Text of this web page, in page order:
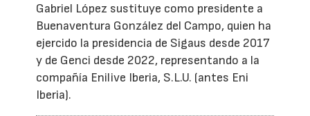
Gabriel López sustituye como presidente a
Buenaventura González del Campo, quien ha
ejercido la presidencia de Sigaus desde 2017
y de Genci desde 2022, representando a la
compañía Enilive Iberia, S.L.U. (antes Eni
Iberia).